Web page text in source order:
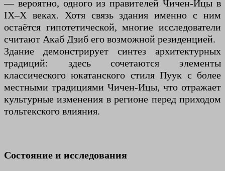
— вероятно, одного из правителей Чичен-Ицы в
IX–X веках. Хотя связь здания именно с ним
остаётся гипотетической, многие исследователи
считают Акаб Дзиб его возможной резиденцией.
Здание демонстрирует синтез архитектурных
традиций: здесь сочетаются элементы
классического юкатанского стиля Пуук с более
местными традициями Чичен-Ицы, что отражает
культурные изменения в регионе перед приходом
тольтекского влияния.
Состояние и исследования